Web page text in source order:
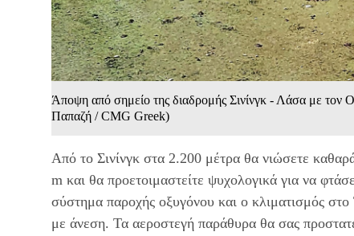
Άποψη από σημείο της διαδρομής Σινίνγκ - Λάσα με
Παπαζή / CMG Greek)
Από το Σινίνγκ στα 2.200 μέτρα θα νιώσετε
m και θα προετοιμαστείτε ψυχολογικά για να
σύστημα παροχής οξυγόνου και ο κλιματισμός
με άνεση. Τα αεροστεγή παράθυρα θα σας